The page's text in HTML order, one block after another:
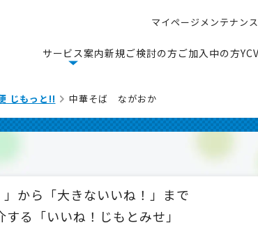
マイページ メ ンテナ ン ス
サービ ス案内
ビス
新規ご検討の方ご加入 中の方YC
じもっと!! 中華そば ながおか
から「大きないいね！」まで
る「いいね！じもとみせ」